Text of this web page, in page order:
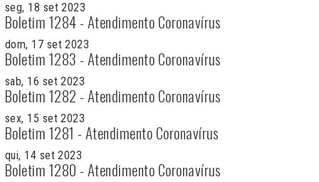
seg, 18 set 2023
Boletim 1284 - Atendimento Coronavírus
dom, 17 set 2023
Boletim 1283 - Atendimento Coronavírus
sab, 16 set 2023
Boletim 1282 - Atendimento Coronavírus
sex, 15 set 2023
Boletim 1281 - Atendimento Coronavírus
qui, 14 set 2023
Boletim 1280 - Atendimento Coronavírus